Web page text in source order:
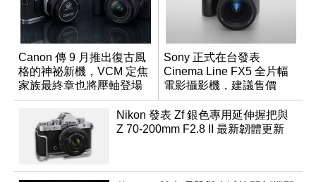
Canon 傳 9 月推出復古風
格的神祕新機，VCM 定焦
家族最終章也將壓軸登場
Sony 正式在台發表
Cinema Line FX5 全片幅
電影攝影機，建議售價
NT$144,980
Nikon 發表 Zf 銀色專用延伸握把與
Z 70-200mm F2.8 II 最新韌體更新